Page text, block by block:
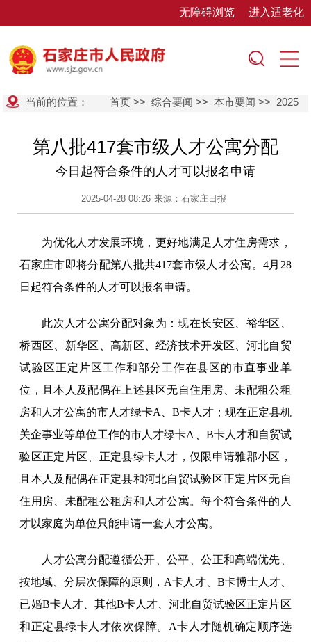
无障碍浏览 进入适老化
当前的位置： 首页 >>综合要闻 >>本市要闻 >> 2025
第八批417套市级人才公寓分配
今日起符合条件的人才可以报名申请
2025-04-28 08:26 来源：石家庄日报
为优化人才发展环境，更好地满足人才住房需求，
石家庄市即将分配第八批共417套市级人才公寓。4月28
日起符合条件的人才可以报名申请。
此次人才公寓分配对象为：现在长安区、裕华区、
桥西区、新华区、高新区、经济技术开发区、河北自贸
试验区正定片区工作和部分工作在县区的市直事业单
位，且本人及配偶在上述县区无自住用房、未配租公租
房和人才公寓的市人才绿卡A、B卡人才；现在正定县机
关企事业等单位工作的市人才绿卡A、B卡人才和自贸试
验区正定片区、正定县绿卡人才，仅限申请雅郡小区，
且本人及配偶在正定县和河北自贸试验区正定片区无自
住用房、未配租公租房和人才公寓。每个符合条件的人
才以家庭为单位只能申请一套人才公寓。
人才公寓分配遵循公开、公平、公正和高端优先、
按地域、分层次保障的原则，A卡人才、B卡博士人才、
已婚B卡人才、其他B卡人才、河北自贸试验区正定片区
和正定县绿卡人才依次保障。A卡人才随机确定顺序选